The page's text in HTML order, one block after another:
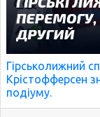
Гірськолижний
Крістофферсен
подіуму.